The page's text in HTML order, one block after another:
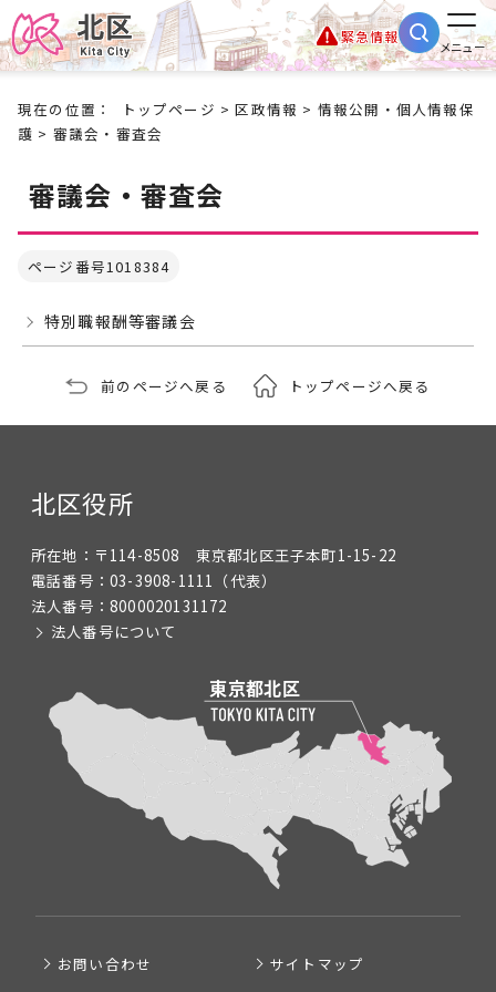
緊急情報
メニュー
現在の位置： トップページ >区政情報 > 情報公開・個人情報保
護 > 審議会・審査会
審議会・審査会
ページ番号1018384
特別職報酬等審議会
前のページへ戻る トップページへ戻る
北区役所
所在地： 〒114-8508 東京都北区王子本町1-15-22
電話番号： 03-3908-1111 （代表）
法人番号： 8000020131172
法人番号について
お問い合わせ
サイトマップ